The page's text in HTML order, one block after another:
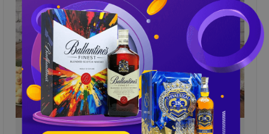
Sử dụng tổ yến cho người già có rất nhiều lợi ích